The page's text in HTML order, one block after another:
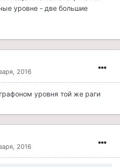
уровне - две большие
2016
уровня той же раги
2016